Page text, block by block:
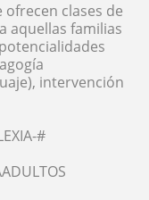
ofrecen clases de
aquellas familias
intervención
#